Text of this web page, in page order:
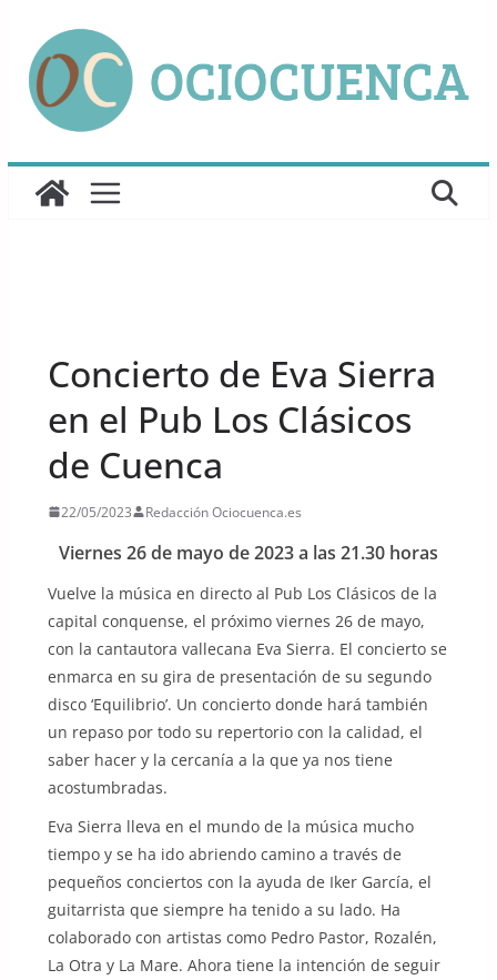
contenido
Concierto de Eva Sierra
en el Pub Los Clásicos
de Cuenca
22/05/2023 Redacción Ociocuenca.es
Viernes 26 de mayo de 2023 a las 21.30 horas
Vuelve la música en directo al Pub Los Clásicos de la
capital conquense, el próximo viernes 26 de mayo,
con la cantautora vallecana Eva Sierra. El concierto se
enmarca en su gira de presentación de su segundo
disco ‘Equilibrio’. Un concierto donde hará también
un repaso por todo su repertorio con la calidad, el
saber hacer y la cercanía a la que ya nos tiene
acostumbradas.
Eva Sierra lleva en el mundo de la música mucho
tiempo y se ha ido abriendo camino a través de
pequeños conciertos con la ayuda de Iker García, el
guitarrista que siempre ha tenido a su lado. Ha
colaborado con artistas como Pedro Pastor, Rozalén,
La Otra y La Mare. Ahora tiene la intención de seguir